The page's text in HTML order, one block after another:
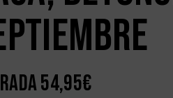
54,95€